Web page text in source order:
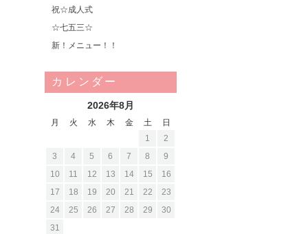
祝☆成人式
☆七五三☆
新！メニュー！！
カレンダー
2026年8月
月 火 水 木 金 土
日
1
2
3
4 5 6 7 8
9
10
11 12 13 14 15
16
17
18 19 20 21 22
23
24
25 26 27 28 29
30
31